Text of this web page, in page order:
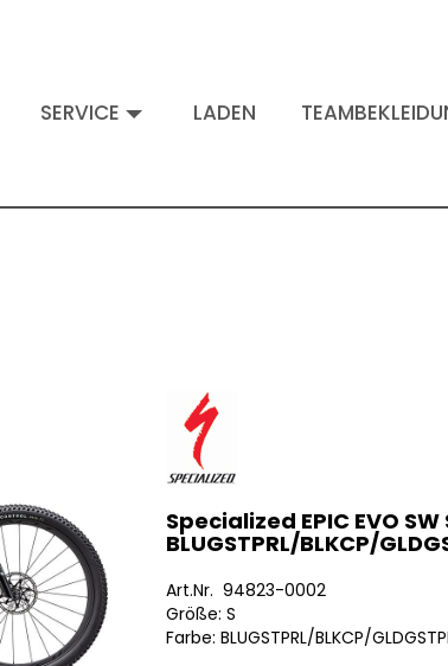
SERVICE LADEN
Specialized EPIC EVO SW
BLUGSTPRL/BLKCP/
Art.Nr. 94823-0002
Größe: S
Farbe: BLUGSTPRL/BLKCP/